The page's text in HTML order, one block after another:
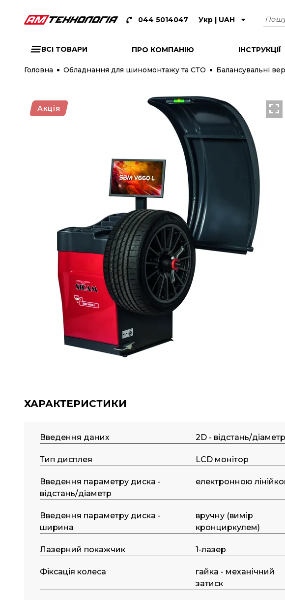
044 5014047 Укр | UAH
ВСІ ТОВАРИ ПРО КОМПАНІЮ ІНСТРУКЦІЇ
Головна Обладнання для шиномонтажу та СТО Балансувальні
Акція
ХАРАКТЕРИСТИКИ
Введення даних 2D - відстань/діаметр
Тип дисплея LCD монітор
Введення параметру диска -
відстань/діаметр
електронною
Введення параметру диска -
ширина
вручну (вимір
кронциркулем)
Лазерний покажчик 1-лазер
Фіксація колеса
гайка - механічний
затиск